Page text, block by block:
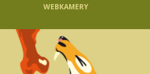
WEBKAMERY